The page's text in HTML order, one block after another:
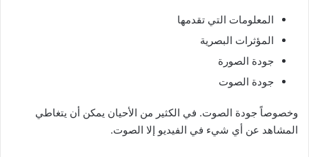
المعلومات التي تقدمها
المؤثرات البصرية
جودة الصورة
جودة الصوت
وخصوصاً جودة الصوت. في الكثير من الأحيان يمكن أن يتغاطي
المشاهد عن أي شيء في الفيديو إلا الصوت.